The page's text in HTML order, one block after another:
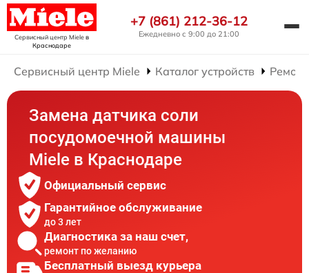
Сервисный центр Mieleв
Краснодаре
+7 (861) 212-36-12
Ежедневно с 9:00 до 21:00
Сервисный центр Miele Каталог устройств
Замена датчика соли
посудомоечной машины
Miele в Краснодаре
Официальный сервис
Гарантийное обслуживание
до 3 лет
Диагностика за наш счет,
ремонт по желанию
Бесплатный выезд курьера